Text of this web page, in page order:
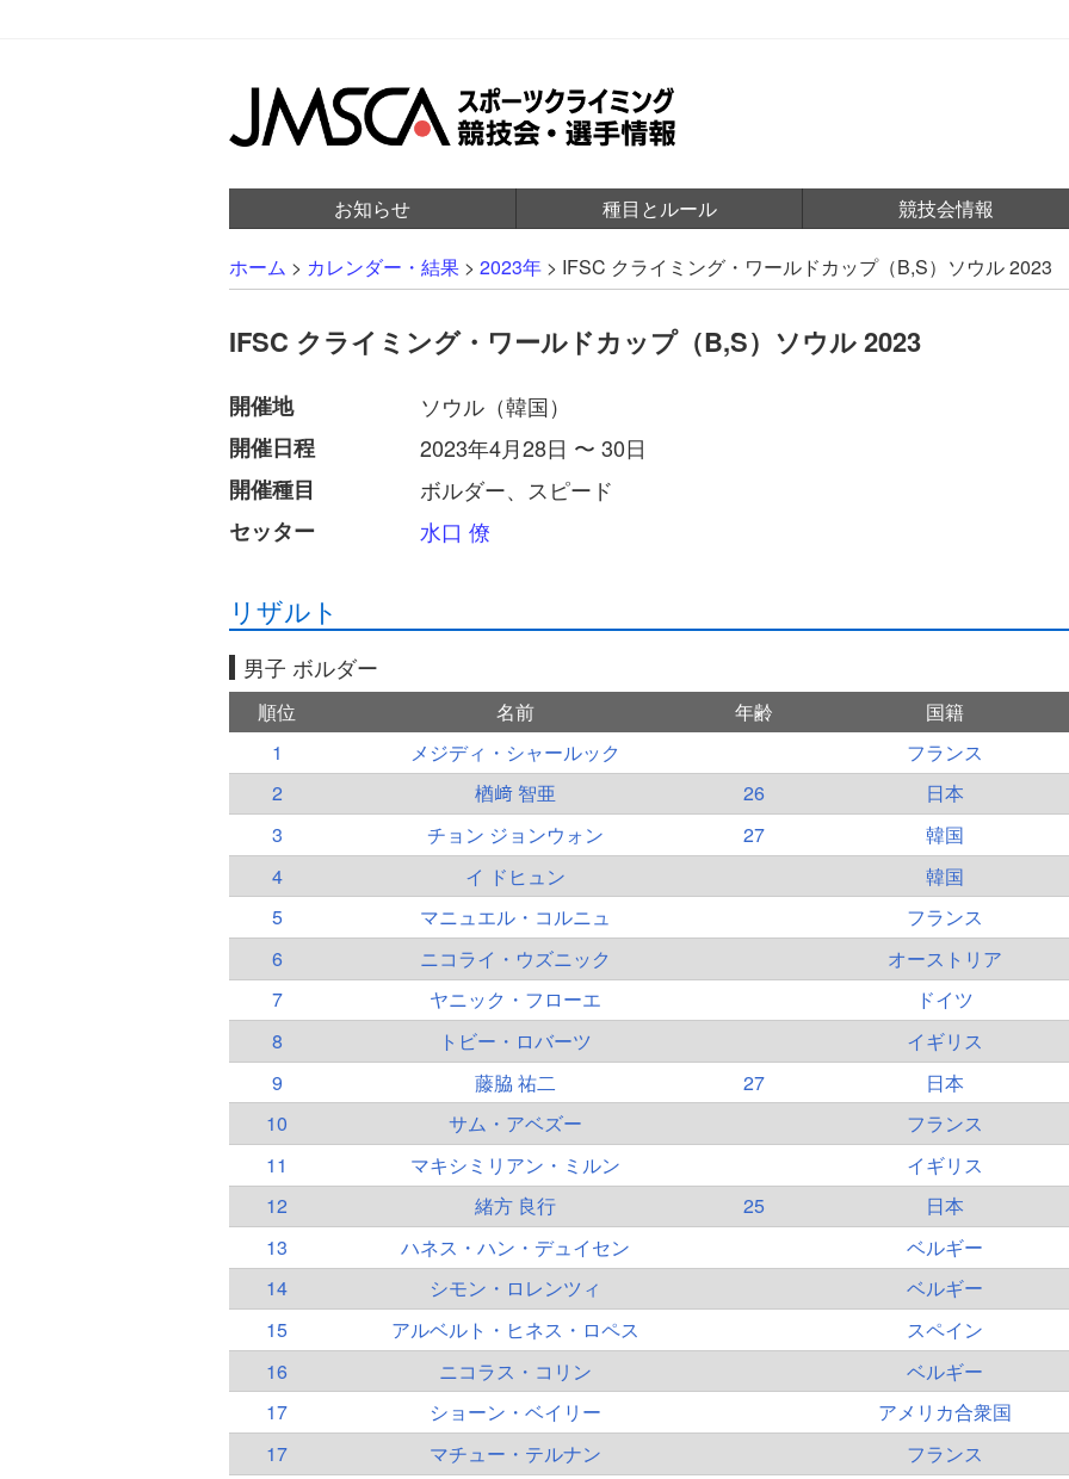
お知らせ 種目とルール 競技会情報
ホーム > カレンダー・結果 > 2023年 > IFSC クライミング・ワールドカップ（B,S）ソウル 2023
IFSC クライミング・ワールドカップ（B,S）ソウル 2023
開催地
ソウル（韓国）
開催日程
2023年4月28日 〜 30日
開催種目
ボルダー、スピード
セッター
水口 僚
リザルト
男子 ボルダー
順位 名前 年齢
国籍
1
メジディ・シャールック
フランス
2
楢﨑 智亜 26
日本
3
チョン ジョンウォン 27
韓国
4
イ ドヒュン
韓国
5
マニュエル・コルニュ
フランス
6
ニコライ・ウズニック
オーストリア
7
ヤニック・フローエ
ドイツ
8
トビー・ロバーツ
イギリス
9
藤脇 祐二 27
日本
10
サム・アベズー
フランス
11
マキシミリアン・ミルン
イギリス
12
緒方 良行 25
日本
13
ハネス・ハン・デュイセン
ベルギー
14
シモン・ロレンツィ
ベルギー
15
アルベルト・ヒネス・ロペス
スペイン
16
ニコラス・コリン
ベルギー
17
ショーン・ベイリー
アメリカ合衆国
17
マチュー・テルナン
フランス